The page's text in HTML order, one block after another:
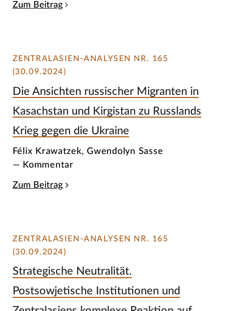
Zum Beitrag
ZENTRALASIEN-ANALYSEN NR. 165
(30.09.2024)
Die Ansichten russischer Migranten in
Kasachstan und Kirgistan zu Russlands
Krieg gegen die Ukraine
Félix Krawatzek, Gwendolyn Sasse
— Kommentar
Zum Beitrag
ZENTRALASIEN-ANALYSEN NR. 165
(30.09.2024)
Strategische Neutralität.
Postsowjetische Institutionen und